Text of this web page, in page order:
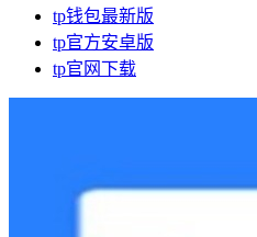
tp钱包最新版
tp官方安卓版
tp官网下载